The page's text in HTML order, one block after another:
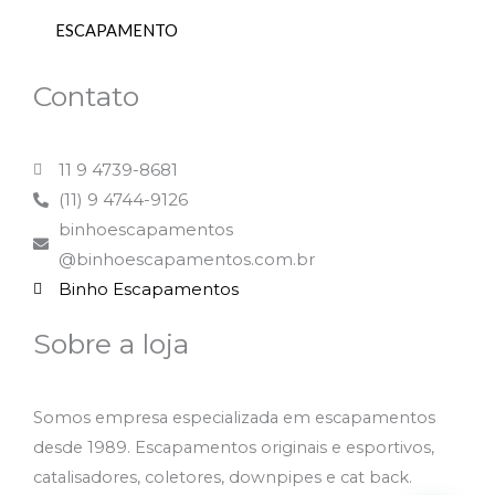
ESCAPAMENTO
Contato
11 9 4739-8681
(11) 9 4744-9126
binhoescapamentos
@binhoescapamentos.com.br
Binho Escapamentos
Sobre a loja
Somos empresa especializada em escapamentos
desde 1989. Escapamentos originais e esportivos,
catalisadores, coletores, downpipes e cat back.